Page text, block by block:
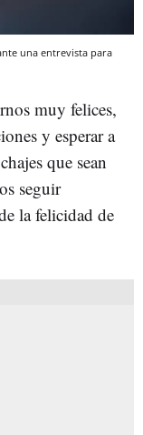
una entrevista para
muy felices,
y esperar a
que sean
seguir
la felicidad de